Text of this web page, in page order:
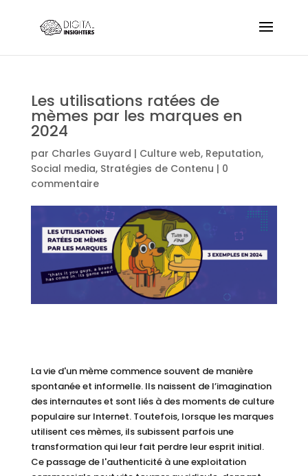
Les utilisations ratées de
mèmes par les marques en
2024
par Charles Guyard | Culture web, Reputation,
Social media, Stratégies de Contenu | 0
commentaire
La vie d'un mème commence souvent de manière
spontanée et informelle. Ils naissent de l’imagination
des internautes et sont liés à des moments de culture
populaire sur Internet. Toutefois, lorsque les marques
utilisent ces mèmes, ils subissent parfois une
transformation qui leur fait perdre leur esprit initial.
Ce passage de l'authenticité à une exploitation